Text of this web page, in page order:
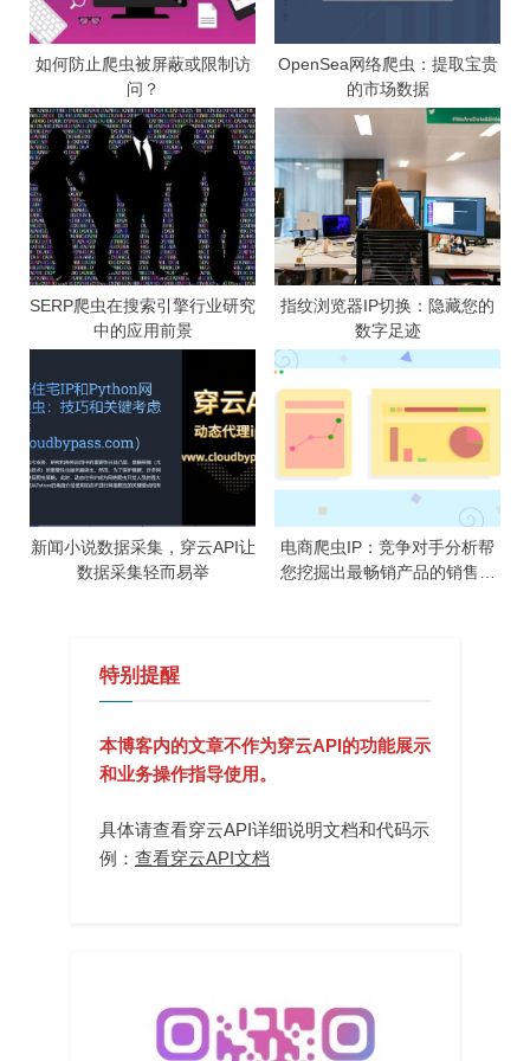
如何防止爬虫被屏蔽或限制访
问？
OpenSea网络爬虫：提取宝贵
的市场数据
SERP爬虫在搜索引擎行业研究
中的应用前景
指纹浏览器IP切换：隐藏您的
数字足迹
新闻小说数据采集，穿云API让
数据采集轻而易举
电商爬虫IP：竞争对手分析帮
您挖掘出最畅销产品的销售策
特别提醒
本博客内的文章不作为穿云API的功能展示
和业务操作指导使用。
具体请查看穿云API详细说明文档和代码示
例： 查看穿云API文档